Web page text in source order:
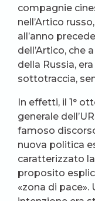
compagnie
nell’Artico
all’anno
dell’Artico, che
della Russia,
sottotraccia,
In effetti, il 1°
generale
famoso
nuova politica
caratterizzato la
proposito
«zona di